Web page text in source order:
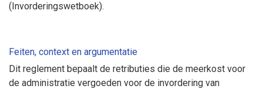
(Invorderingswetboek).
Feiten, context en argumentatie
Dit reglement bepaalt de retributies die de meerkost voor
de administratie vergoeden voor de invordering van